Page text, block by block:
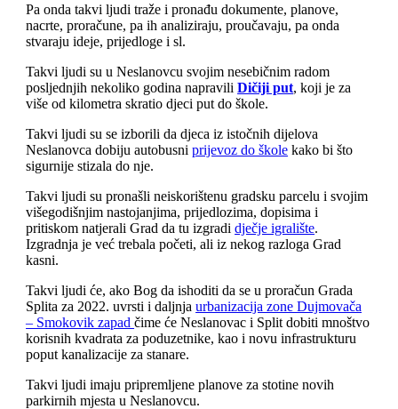
Pa onda takvi ljudi traže i pronađu dokumente, planove,
nacrte, proračune, pa ih analiziraju, proučavaju, pa onda
stvaraju ideje, prijedloge i sl.
Takvi ljudi su u Neslanovcu svojim nesebičnim radom
posljednjih nekoliko godina napraviliDičiji put, koji je za
više od kilometra skratio djeci put do škole.
Takvi ljudi su se izborili da djeca iz istočnih dijelova
Neslanovca dobiju autobusniprijevoz do škole kako bi što
sigurnije stizala do nje.
Takvi ljudi su pronašli neiskorištenu gradsku parcelu i svojim
višegodišnjim nastojanjima, prijedlozima, dopisima i
pritiskom natjerali Grad da tu izgradidječje igralište.
Izgradnja je već trebala početi, ali iz nekog razloga Grad
kasni.
Takvi ljudi će, ako Bog da ishoditi da se u proračun Grada
Splita za 2022. uvrsti i daljnjaurbanizacija zone Dujmovača
– Smokovik zapadčime će Neslanovac i Split dobiti mnoštvo
korisnih kvadrata za poduzetnike, kao i novu infrastrukturu
poput kanalizacije za stanare.
Takvi ljudi imaju pripremljene planove za stotine novih
parkirnih mjesta u Neslanovcu.